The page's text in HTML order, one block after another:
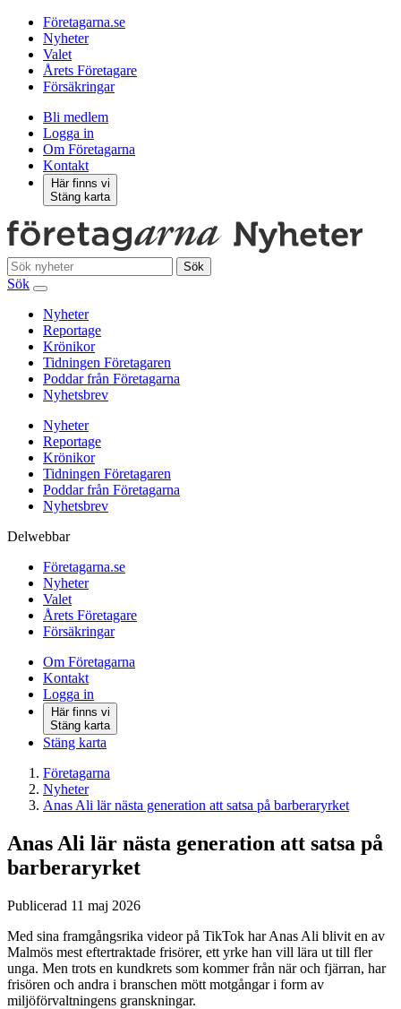
Företagarna.se
Nyheter
Valet
Årets Företagare
Försäkringar
Bli medlem
Logga in
Om Företagarna
Kontakt
Här finns vi
Stäng karta
Sök
Sök
Nyheter
Reportage
Krönikor
Tidningen Företagaren
Poddar från Företagarna
Nyhetsbrev
Nyheter
Reportage
Krönikor
Tidningen Företagaren
Poddar från Företagarna
Nyhetsbrev
Delwebbar
Företagarna.se
Nyheter
Valet
Årets Företagare
Försäkringar
Om Företagarna
Kontakt
Logga in
Här finns vi
Stäng karta
Stäng karta
Företagarna
Nyheter
Anas Ali lär nästa generation att satsa på barberaryrket
Anas Ali lär nästa generation att satsa på
barberaryrket
Publicerad 11 maj 2026
Med sina framgångsrika videor på TikTok har Anas Ali blivit en av
Malmös mest eftertraktade frisörer, ett yrke han vill lära ut till fler
unga. Men trots en kundkrets som kommer från när och fjärran, har
frisören och andra i branschen mött motgångar i form av
miljöförvaltningens granskningar.